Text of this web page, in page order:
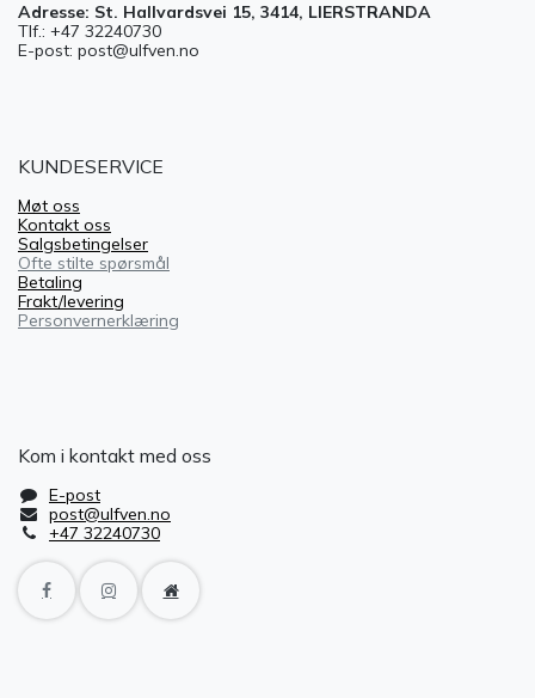
Adresse: St. Hallvardsvei 15, 3414, LIERSTRANDA
Tlf.: +47 32240730
E-post: post@ulfven.no
KUNDESERVICE
Møt oss
Kontakt oss
Salgsbetingelser
Ofte stilte spørsmål
Betaling
Frakt/levering
Personvernerklæring
Kom i kontakt med oss
E-post
post@ulfven.no
+47 32240730